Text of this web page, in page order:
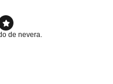
de nevera.